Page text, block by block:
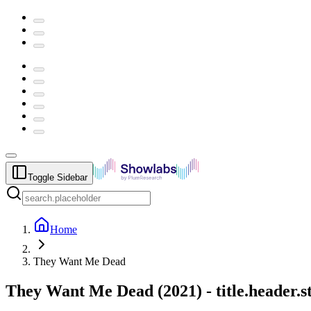
Toggle Sidebar
Home
They Want Me Dead
They Want Me Dead (2021) -